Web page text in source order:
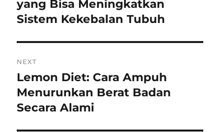
yang Bisa Meningkatkan
Sistem Kekebalan Tubuh
NEXT
Next
post:
Lemon Diet: Cara Ampuh
Menurunkan Berat Badan
Secara Alami